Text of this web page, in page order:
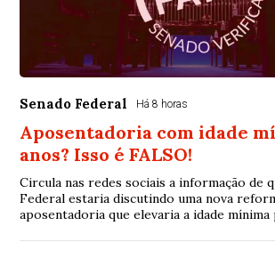
Senado Federal Há 8 horas
Aposentadoria com idade
anos? Isso é FALSO!
Circula nas redes sociais a informação de
Federal estaria discutindo uma nova
aposentadoria que elevaria a idade mínima